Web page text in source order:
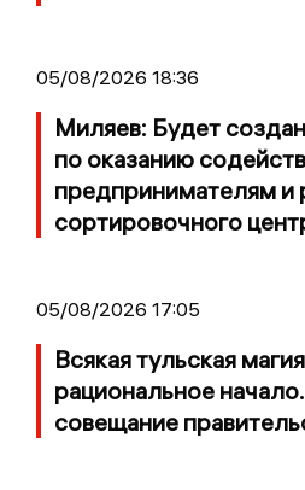
05/08/2026 18:36
Миляев: Будет
по оказанию
предпринимателям и
сортировочного
05/08/2026 17:05
Всякая тульская
рациональное
совещание